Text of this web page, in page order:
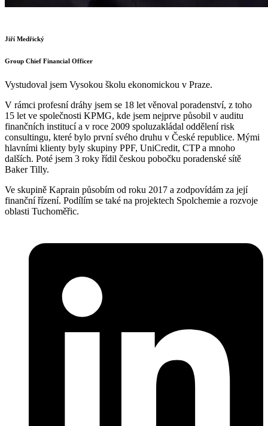
Jiří Medřický
Group Chief Financial Officer
Vystudoval jsem Vysokou školu ekonomickou v Praze.
V rámci profesní dráhy jsem se 18 let věnoval poradenství, z toho
15 let ve společnosti KPMG, kde jsem nejprve působil v auditu
finančních institucí a v roce 2009 spoluzakládal oddělení risk
consultingu, které bylo první svého druhu v České republice. Mými
hlavními klienty byly skupiny PPF, UniCredit, CTP a mnoho
dalších. Poté jsem 3 roky řídil českou pobočku poradenské sítě
Baker Tilly.
Ve skupině Kaprain působím od roku 2017 a zodpovídám za její
finanční řízení. Podílím se také na projektech Spolchemie a rozvoje
oblasti Tuchoměřic.